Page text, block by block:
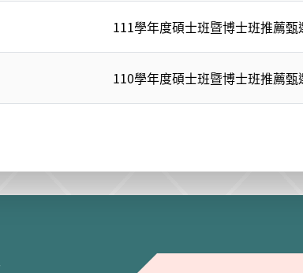
111學年度碩士班暨博士班推薦甄
110學年度碩士班暨博士班推薦甄